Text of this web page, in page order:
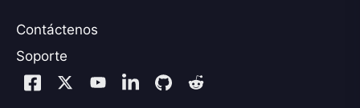
Contáctenos
Soporte